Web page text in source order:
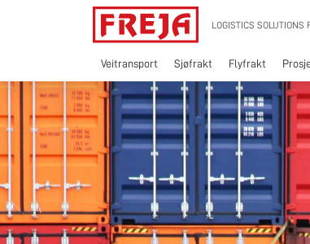
LOGISTICS SOLUTIONS
Veitransport Sjøfrakt Flyfrakt